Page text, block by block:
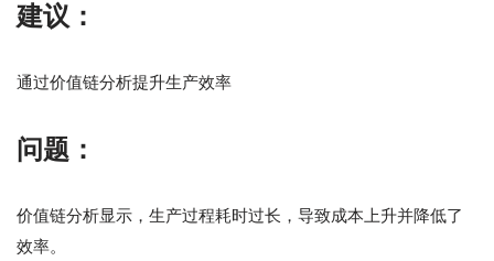
建议：
通过价值链分析提升生产效率
问题：
价值链分析显示，生产过程耗时过长，导致成本上升并降低了
效率。